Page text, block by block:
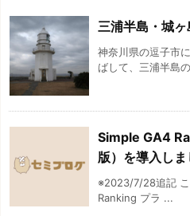
三浦半島・城
神奈川県の逗子市
ばして、三浦半島
Simple GA4
版）を導入しま
※2023/7/28追記
Ranking プラ ...